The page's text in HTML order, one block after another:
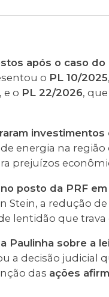
após o caso do
o PL 10/2025
e o PL 22/2026,
investimentos
energia na região
prejuízos
posto da PRF em
Stein, a redução
lentidão que trava
Paulinha sobre a
a decisão judicial
das ações